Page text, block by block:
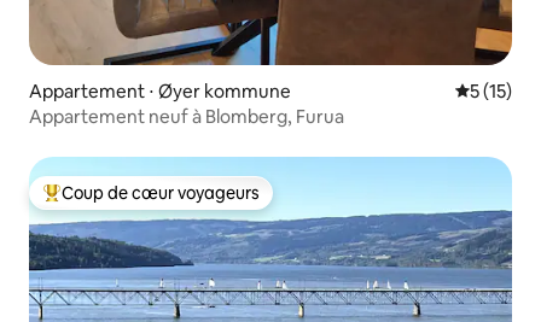
Appartement ⋅ Øyer kommune
5 (15)
Appartement neuf à Blomberg, Furua
Coups de cœur voyageurs les plus appréciés
Coup de cœur voyageurs